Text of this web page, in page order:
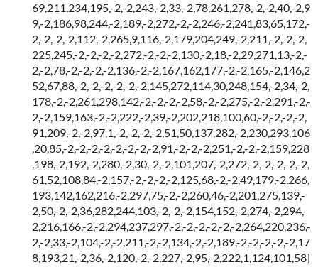
69,211,234,195,-2,-2,243,-2,33,-2,78,261,278,-2,-2,40,-2,9
9,-2,186,98,244,-2,189,-2,272,-2,-2,246,-2,241,83,65,172,-
2,-2,-2,-2,112,-2,265,9,116,-2,179,204,249,-2,211,-2,-2,-2,
225,245,-2,-2,-2,-2,272,-2,-2,-2,130,-2,18,-2,29,271,13,-2,-
2,-2,78,-2,-2,-2,-2,136,-2,-2,167,162,177,-2,-2,165,-2,146,2
52,67,88,-2,-2,-2,-2,-2,-2,145,272,114,30,248,154,-2,34,-2,
178,-2,-2,261,298,142,-2,-2,-2,-2,58,-2,-2,275,-2,-2,291,-2,-
2,-2,159,163,-2,-2,222,-2,39,-2,202,218,100,60,-2,-2,-2,-2,
91,209,-2,-2,97,1,-2,-2,-2,-2,51,50,137,282,-2,230,293,106
,20,85,-2,-2,-2,-2,-2,-2,-2,-2,91,-2,-2,-2,251,-2,-2,-2,159,228
,198,-2,192,-2,280,-2,30,-2,-2,101,207,-2,272,-2,-2,-2,-2,-2,
61,52,108,84,-2,157,-2,-2,-2,-2,125,68,-2,-2,49,179,-2,266,
193,142,162,216,-2,297,75,-2,-2,260,46,-2,201,275,139,-
2,50,-2,-2,36,282,244,103,-2,-2,-2,154,152,-2,274,-2,294,-
2,216,166,-2,-2,294,237,297,-2,-2,-2,-2,-2,-2,264,220,236,-
2,-2,33,-2,104,-2,-2,211,-2,-2,134,-2,-2,189,-2,-2,-2,-2,-2,17
8,193,21,-2,36,-2,120,-2,-2,227,-2,95,-2,222,1,124,101,58]